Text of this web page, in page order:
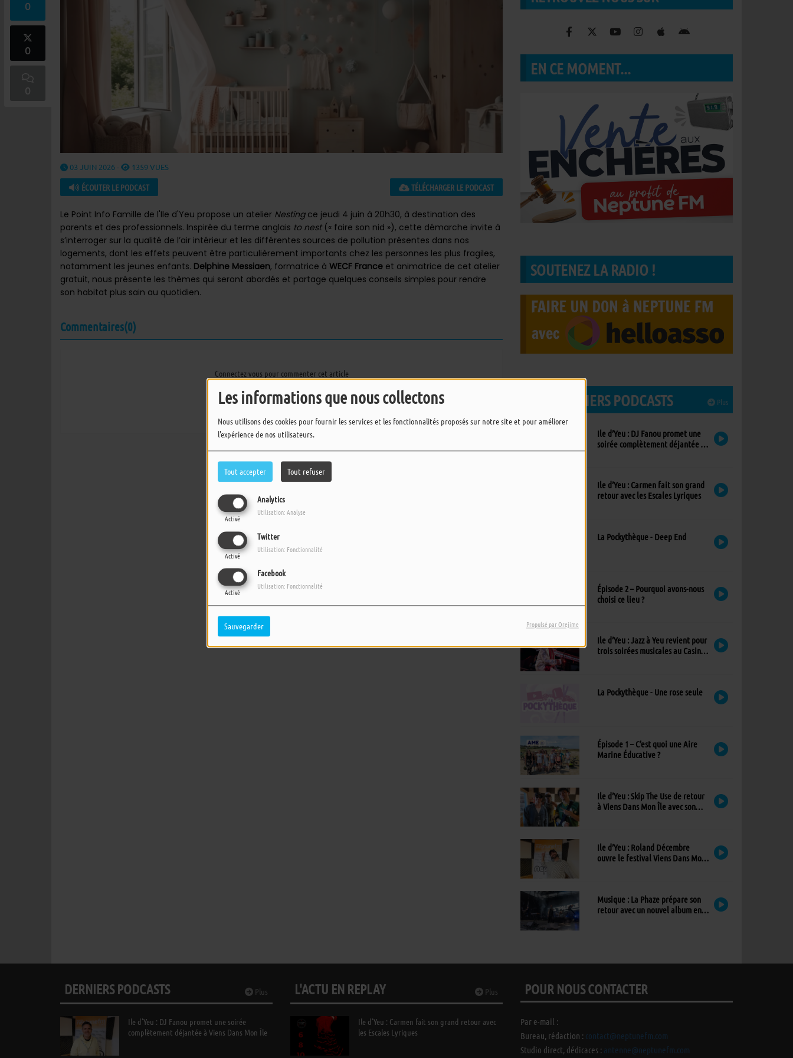
Les informations que nous collectons
Nous utilisons des cookies pour fournir les services et les fonctionnalités proposés sur notre site et pour améliorer
l'expérience de nos utilisateurs.
Tout accepter Tout refuser
Analytics
Activé
Utilisation: Analyse
Twitter
Activé
Utilisation: Fonctionnalité
Facebook
Activé
Utilisation: Fonctionnalité
Sauvegarder Propulsé par Orejime
0
0
0
03 JUIN 2026 - 1359 VUES
ÉCOUTER LE PODCAST TÉLÉCHARGER LE PODCAST
Le Point Info Famille de l'Ile d'Yeu propose un atelier Nestingce jeudi 4 juin à 20h30, à destination des
parents et des professionnels. Inspirée du terme anglais to nest(« faire son nid »), cette démarche invite à
s’interroger sur la qualité de l’air intérieur et les différentes sources de pollution présentes dans nos
logements, dont les effets peuvent être particulièrement importants chez les personnes les plus fragiles,
notamment les jeunes enfants. Delphine Messiaen, formatrice à WECF France et animatrice de cet atelier
gratuit, nous présente les thèmes qui seront abordés et partage quelques conseils simples pour rendre
son habitat plus sain au quotidien.
Commentaires(0)
Connectez-vous pour commenter cet article
SE CONNECTER
EN CE MOMENT...
SOUTENEZ LA RADIO !
Plus
LES DERNIERS PODCASTS
Ile d’Yeu : DJ Fanou promet une
soirée complètement déjantée à
Ile d’Yeu : Carmen fait son grand
retour avec les Escales Lyriques
La Pockythèque - Deep End
Épisode 2 – Pourquoi avons-nous
choisi ce lieu ?
Ile d’Yeu : Jazz à Yeu revient pour
trois soirées musicales au Casino,
La Pockythèque - Une rose seule
Épisode 1 – C'est quoi une Aire
Marine Éducative ?
Ile d’Yeu : Skip The Use de retour
à Viens Dans Mon Île avec son
Ile d’Yeu : Roland Décembre
ouvre le festival Viens Dans Mon
Musique : La Phaze prépare son
retour avec un nouvel album en
Plus
DERNIERS PODCASTS
Ile d’Yeu : DJ Fanou promet une soirée
complètement déjantée à Viens Dans Mon Île
Plus
L'ACTU EN REPLAY
Ile d’Yeu : Carmen fait son grand retour avec
les Escales Lyriques
POUR NOUS CONTACTER
Par e-mail :
Bureau, rédaction : contact@neptunefm.com
Studio direct, dédicaces : antenne@neptunefm.com